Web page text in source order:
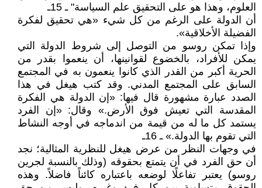
العلوم، وهذا هو على التحقيق علم السياسة" ـ 15ـ
أن الدولة على الرغم من كل شيء «هي تحقيق لفكرة
الفضيلة الأخلاقية».
وإذا تمكن روسو من التوصل إلى شروط الدولة التي
يمكن للأفراد، بالخضوع لقوانينها، أن ينعموا بقدر من
الحرية أكبر من القدر الذي كانوا ينعمون به في المجتمع
السابق على المجتمع المدني. وقد كتب هيغل في هذا
الصدد عبارة مشهورة قال فيها: «إن الدولة هي الفكرة
المقدسة التي تعيش فوق الأرض.» وقال: «إن الفرد
يستمد كل ما له من قيمة من اندماجه في أوجه النشاط
التي تقوم بها الدولة.» ـ 16ـ
في وجهات النظر من عرض هيغل للنظرية المثالية؛ نجد
أن حق الفرد في أن يتمتع بحقوقه (وذلك بالنسبة لجرين
روسو) يعتبر تفاعلًا لوضعه باعتباره كائناً فاضلاً. وهذه